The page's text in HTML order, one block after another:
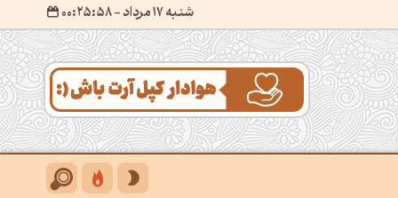
شنبه 17 مرداد - ۰۰:۲۶:۰۰